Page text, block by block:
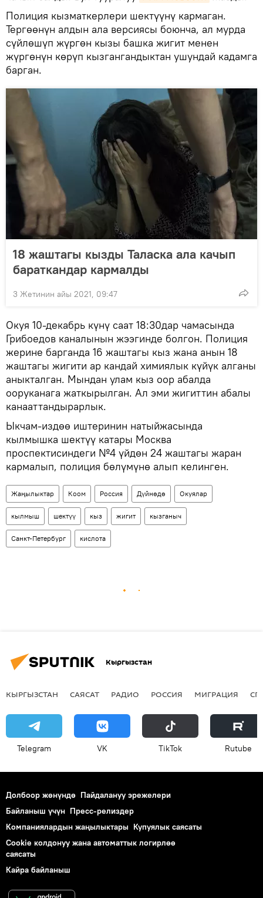
Полиция кызматкерлери шектүүнү кармаган.
Тергөөнүн алдын ала версиясы боюнча, ал мурда
сүйлөшүп жүргөн кызы башка жигит менен
жүргөнүн көрүп кызгангандыктан ушундай кадамга
барган.
18 жаштагы кызды Таласка ала качып
бараткандар кармалды
3 Жетинин айы 2021, 09:47
Окуя 10-декабрь күнү саат 18:30дар чамасында
Грибоедов каналынын жээгинде болгон. Полиция
жерине барганда 16 жаштагы кыз жана анын 18
жаштагы жигити ар кандай химиялык күйүк алганы
аныкталган. Мындан улам кыз оор абалда
ооруканага жаткырылган. Ал эми жигиттин абалы
канааттандырарлык.
Ыкчам-издөө иштеринин натыйжасында
кылмышка шектүү катары Москва
проспектисиндеги №4 үйдөн 24 жаштагы жаран
кармалып, полиция бөлүмүнө алып келинген.
Жаңылыктар Коом Россия Дүйнөдө Окуялар
кылмыш шектүү кыз жигит кызганыч
Санкт-Петербург кислота
Кыргызстан
КЫРГЫЗСТАН САЯСАТ РАДИО РОССИЯ МИГРАЦИЯ
Telegram VK ТikТоk Rutube
Долбоор жөнүндө Пайдалануу эрежелери
Байланыш үчүн Пресс-релиздер
Компаниялардын жаңылыктары Купуялык саясаты
Cookie колдонуу жана автоматтык логирлөө
саясаты
Кайра байланыш